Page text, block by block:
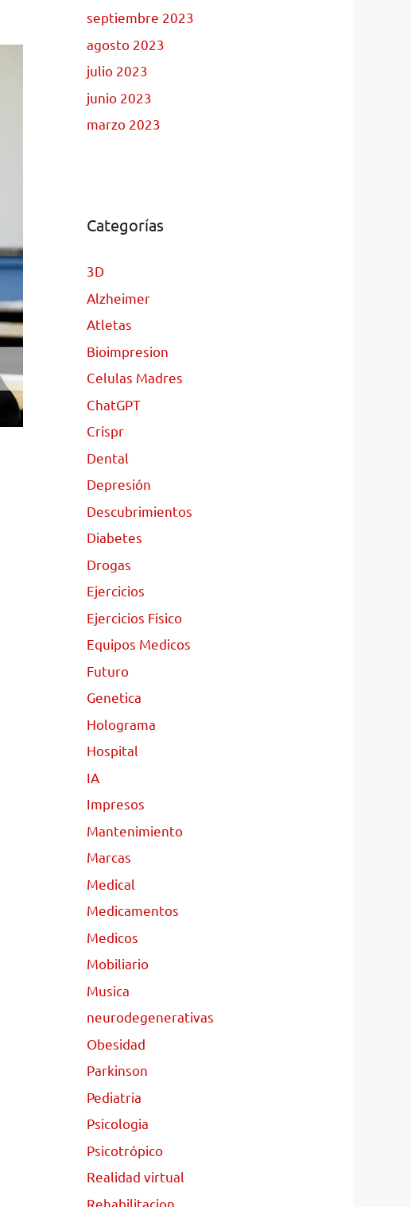
septiembre 2023
agosto 2023
julio 2023
junio 2023
marzo 2023
Categorías
3D
Alzheimer
Atletas
Bioimpresion
Celulas Madres
ChatGPT
Crispr
Dental
Depresión
Descubrimientos
Diabetes
Drogas
Ejercicios
Ejercicios Fisico
Equipos Medicos
Futuro
Genetica
Holograma
Hospital
IA
Impresos
Mantenimiento
Marcas
Medical
Medicamentos
Medicos
Mobiliario
Musica
neurodegenerativas
Obesidad
Parkinson
Pediatria
Psicologia
Psicotrópico
Realidad virtual
Rehabilitacion